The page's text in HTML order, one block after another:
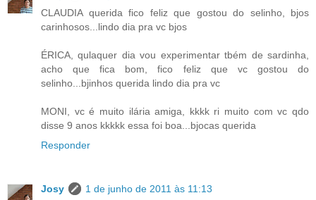
CLAUDIA querida fico feliz que gostou do selinho, bjos
carinhosos...lindo dia pra vc bjos
ÉRICA, qulaquer dia vou experimentar tbém de sardinha,
acho que fica bom, fico feliz que vc gostou do
selinho...bjinhos querida lindo dia pra vc
MONI, vc é muito ilária amiga, kkkk ri muito com vc qdo
disse 9 anos kkkkk essa foi boa...bjocas querida
Responder
Josy
1 de junho de 2011 às 11:13